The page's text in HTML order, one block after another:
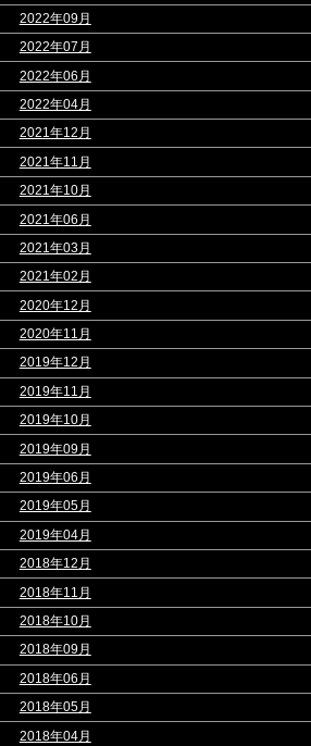
2022年09月
2022年07月
2022年06月
2022年04月
2021年12月
2021年11月
2021年10月
2021年06月
2021年03月
2021年02月
2020年12月
2020年11月
2019年12月
2019年11月
2019年10月
2019年09月
2019年06月
2019年05月
2019年04月
2018年12月
2018年11月
2018年10月
2018年09月
2018年06月
2018年05月
2018年04月